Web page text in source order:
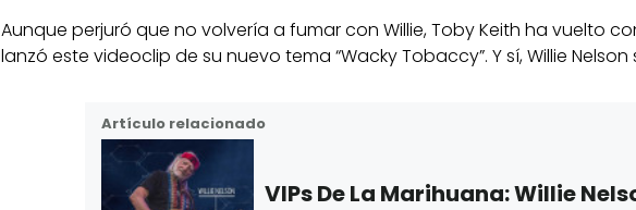
Aunque perjuró que no volvería a fumar con Willie, Toby Keith ha vuelto
lanzó este videoclip de su nuevo tema “Wacky Tobaccy”. Y sí, Willie Nelson
Artículo relacionado
VIPs De La Marihuana: Willie